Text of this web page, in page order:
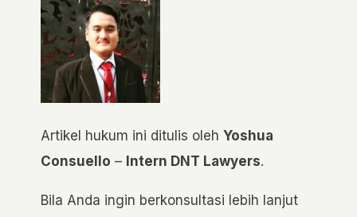
Artikel hukum ini ditulis oleh Yoshua
Consuello – Intern DNT Lawyers.
Bila Anda ingin berkonsultasi lebih lanjut